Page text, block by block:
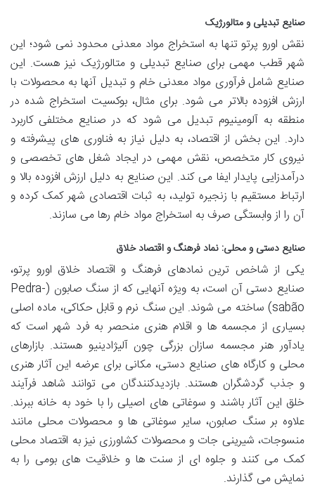
صنایع تبدیلی و متالورژیک
نقش اورو پرتو تنها به استخراج مواد معدنی محدود نمی شود؛ این
شهر قطب مهمی برای صنایع تبدیلی و متالورژیک نیز هست. این
صنایع شامل فرآوری مواد معدنی خام و تبدیل آنها به محصولات با
ارزش افزوده بالاتر می شود. برای مثال، بوکسیت استخراج شده در
منطقه به آلومینیوم تبدیل می شود که در صنایع مختلفی کاربرد
دارد. این بخش از اقتصاد، به دلیل نیاز به فناوری های پیشرفته و
نیروی کار متخصص، نقش مهمی در ایجاد شغل های تخصصی و
درآمدزایی پایدار ایفا می کند. این صنایع به دلیل ارزش افزوده بالا و
ارتباط مستقیم با زنجیره تولید، به ثبات اقتصادی شهر کمک کرده و
آن را از وابستگی صرف به استخراج مواد خام رها می سازند.
صنایع دستی و محلی: نماد فرهنگ و اقتصاد خلاق
یکی از شاخص ترین نمادهای فرهنگ و اقتصاد خلاق اورو پرتو،
صنایع دستی آن است، به ویژه آنهایی که از سنگ صابون (Pedra-
sabão) ساخته می شوند. این سنگ نرم و قابل حکاکی، ماده اصلی
بسیاری از مجسمه ها و اقلام هنری منحصر به فرد شهر است که
یادآور هنر مجسمه سازان بزرگی چون آلیژادینیو هستند. بازارهای
محلی و کارگاه های صنایع دستی، مکانی برای عرضه این آثار هنری
و جذب گردشگران هستند. بازدیدکنندگان می توانند شاهد فرآیند
خلق این آثار باشند و سوغاتی های اصیلی را با خود به خانه ببرند.
علاوه بر سنگ صابون، سایر سوغاتی ها و محصولات محلی مانند
منسوجات، شیرینی جات و محصولات کشاورزی نیز به اقتصاد محلی
کمک می کنند و جلوه ای از سنت ها و خلاقیت های بومی را به
نمایش می گذارند.